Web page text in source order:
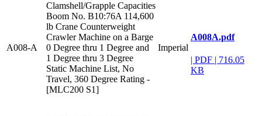
A008-A
Clamshell/Grapple Capacities
Boom No. B10:76A 114,600
lb Crane Counterweight
Crawler Machine on a Barge
0 Degree thru 1 Degree and
1 Degree thru 3 Degree
Static Machine List, No
Travel, 360 Degree Rating -
[MLC200 S1]
Imperial
A008A.pdf
| PDF | 716.05
KB